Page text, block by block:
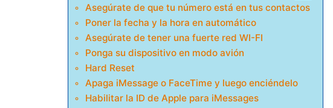
Asegúrate de que tu número está en tus contactos
Poner la fecha y la hora en automático
Asegúrate de tener una fuerte red WI-FI
Ponga su dispositivo en modo avión
Hard Reset
Apaga iMessage o FaceTime y luego enciéndelo
Habilitar la ID de Apple para iMessages